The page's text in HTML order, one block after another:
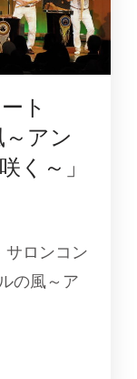
ト
アン
く～」
ロンコン
の風～ア